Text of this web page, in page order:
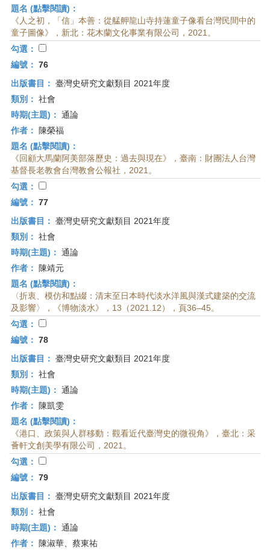
題名 (點擊閱讀)：
《人之初，「信」本善：從艋舺龍山寺持蓮童子像看台灣民間中的
童子圖像》，新北：花木蘭文化事業有限公司，2021。
勾選：
編號： 76
出版書目： 臺灣史研究文獻類目 2021年度
類別： 社會
時期(主題)： 通論
作者：
陳榮福
題名 (點擊閱讀)：
《回顧大馬蘭阿美部落歷史：過去與現在》，臺南：財團法人台灣
基督長老教會台灣教會公報社，2021。
勾選：
編號： 77
出版書目： 臺灣史研究文獻類目 2021年度
類別： 社會
時期(主題)： 通論
作者：
陳靖元
題名 (點擊閱讀)：
〈折衷、模仿和點綴：清末至日本時代淡水洋風與漢式建築的交流
及影響〉，《博物淡水》，13（2021.12），頁36–45。
勾選：
編號： 78
出版書目： 臺灣史研究文獻類目 2021年度
類別： 社會
時期(主題)： 通論
作者：
陳凱雯
題名 (點擊閱讀)：
《港口、政策與人群移動：觀看近代臺灣史的微視角》，臺北：采
薈軒文創美學有限公司，2021。
勾選：
編號： 79
出版書目： 臺灣史研究文獻類目 2021年度
類別： 社會
時期(主題)： 通論
作者：
陳淑華、蔡東祐